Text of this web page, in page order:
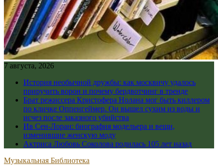
7 августа, 2026
История необычной дружбы: как москвичу удалось
приручить ворон и почему бердвотчинг в тренде
Брат режиссера Кристофера Нолана мог быть киллером
по кличке Оппенгеймер. Он вышел сухим из воды и
исчез после заказного убийства
Ив Сен-Лоран: биография модельера и вещи,
изменившие женскую моду
Актриса Любовь Соколова родилась 105 лет назад
Музыкальная Библиотека